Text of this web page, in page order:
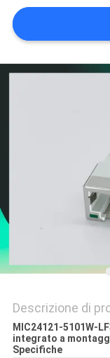
POLICY
Descrizione di
integrato a
Specifiche